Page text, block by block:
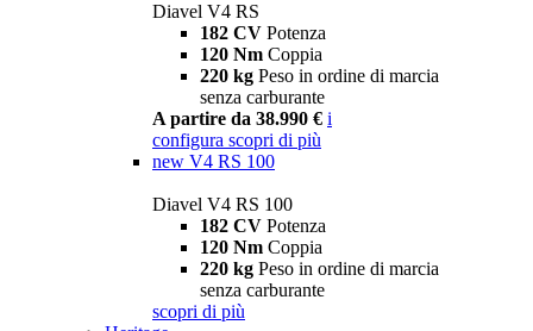
Diavel V4 RS
182 CV Potenza
120 Nm Coppia
220 kg Peso in ordine di marcia
senza carburante
A partire da 38.990 € i
configura scopri di più
new V4 RS 100
Diavel V4 RS 100
182 CV Potenza
120 Nm Coppia
220 kg Peso in ordine di marcia
senza carburante
scopri di più